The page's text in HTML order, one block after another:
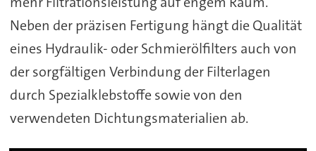
Neben der präzisen Fertigung hängt die Qualität
eines Hydraulik- oder Schmierölfilters auch von
der sorgfältigen Verbindung der Filterlagen
durch Spezialklebstoffe sowie von den
verwendeten Dichtungsmaterialien ab.